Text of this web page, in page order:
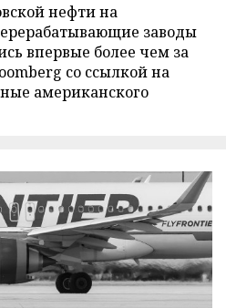
нефти на
заводы
впервые более чем за
со ссылкой на
американского